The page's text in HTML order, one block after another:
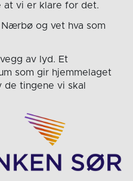
at vi er klare for det.
og vet hva som
av lyd. Et
som gir hjemmelaget
de tingene vi skal